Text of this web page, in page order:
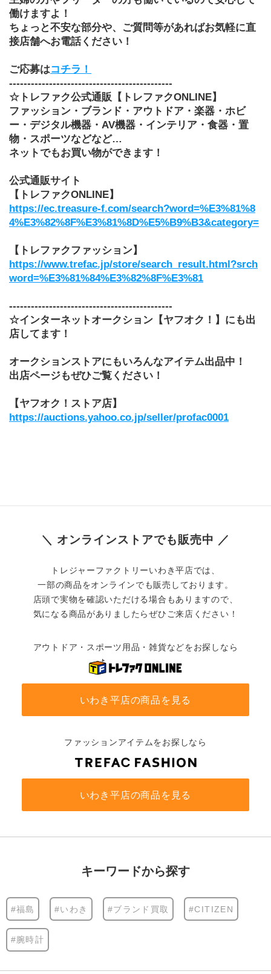
働けますよ！
ちょっと不安な部分や、ご質問等があればお気軽に直
接店舗へお電話ください！
ご応募はコチラ！
---------------------------------------------
☆トレファク公式通販【トレファクONLINE】
ファッション・ブランド・アウトドア・楽器・ホビ
ー・デジタル機器・AV機器・インテリア・食器・置
物・スポーツなどなど…
ネットでもお買い物ができます！
公式通販サイト
【トレファクONLINE】
https://ec.treasure-f.com/search?word=%E3%81%8
4%E3%82%8F%E3%81%8D%E5%B9%B3&category=
【トレファクファッション】
https://www.trefac.jp/store/search_result.html?srch
word=%E3%81%84%E3%82%8F%E3%81
---------------------------------------------
☆インターネットオークション【ヤフオク！】にも出
店してます！
オークションストアにもいろんなアイテム出品中！
出店ページもぜひご覧ください！
【ヤフオク！ストア店】
https://auctions.yahoo.co.jp/seller/profac0001
＼ オンラインストアでも販売中 ／
トレジャーファクトリーいわき平店では、
一部の商品をオンラインでも販売しております。
店頭で実物を確認いただける場合もありますので、
気になる商品がありましたらぜひご来店ください！
アウトドア・スポーツ用品・雑貨などをお探しなら
いわき平店の商品を見る
ファッションアイテムをお探しなら
いわき平店の商品を見る
キーワードから探す
#福島 #いわき #ブランド買取 #CITIZEN
#腕時計